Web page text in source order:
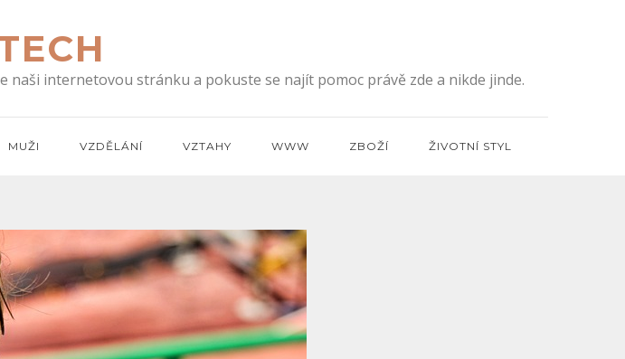
naši internetovou stránku a pokuste se najít pomoc právě zde a nikde jinde.
MUŽI VZDĚLÁNÍ VZTAHY WWW ZBOŽÍ ŽIVOTNÍ STYL